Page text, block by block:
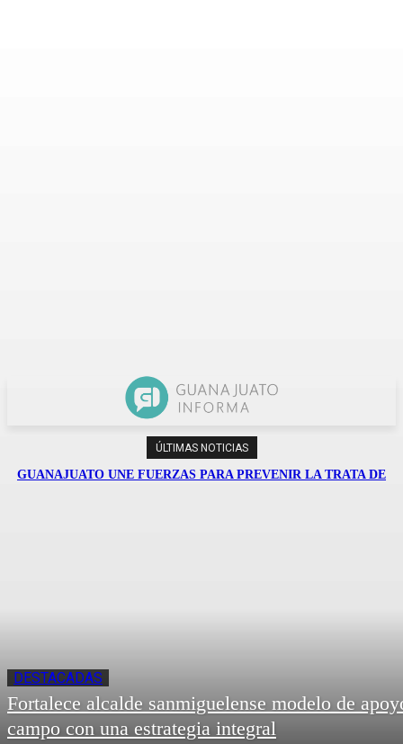
ÚLTIMAS NOTICIAS
GUANAJUATO UNE FUERZAS PARA PREVENIR LA TRATA DE
DESTACADAS
Fortalece alcalde sanmiguelense modelo de
campo con una estrategia integral